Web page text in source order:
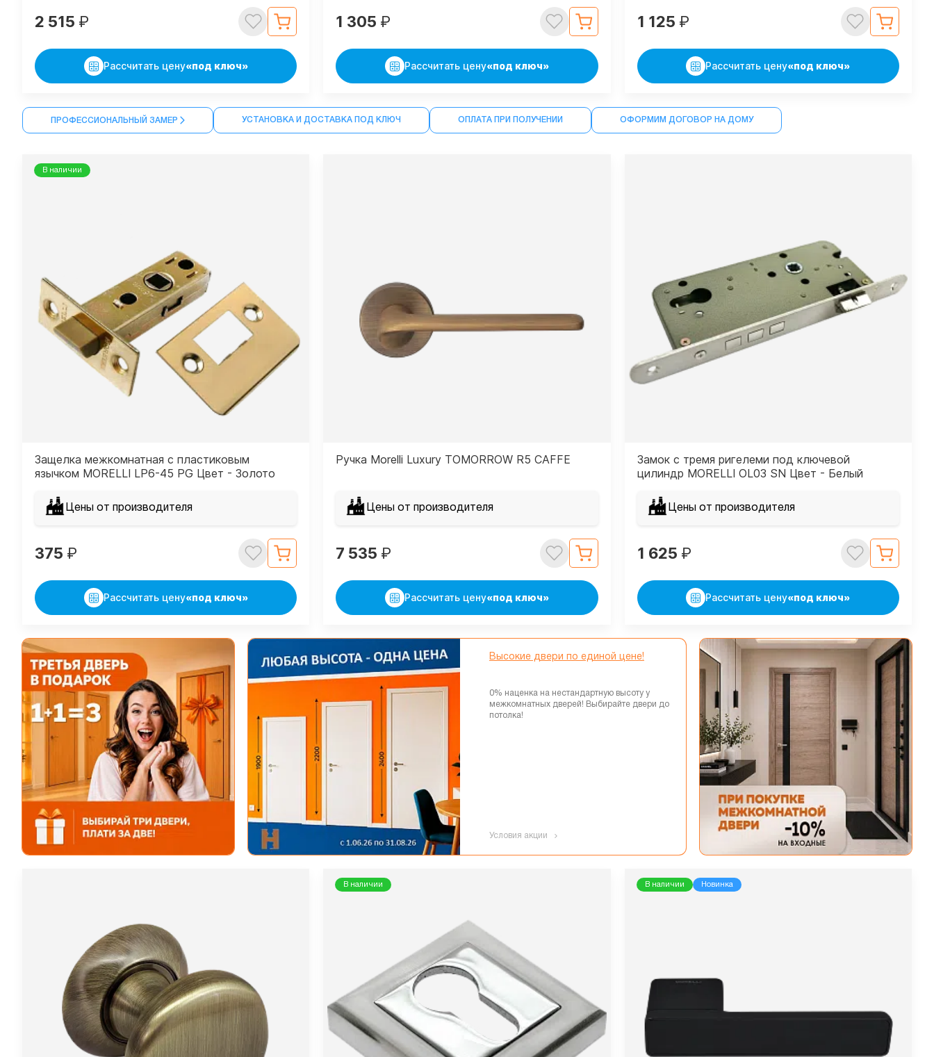
2 515 ₽
Рассчитать цену«под ключ»
1 305 ₽
Рассчитать цену«под ключ»
1 125 ₽
Рассчитать цену«под ключ»
ПРОФЕССИОНАЛЬНЫЙ ЗАМЕР УСТАНОВКА И ДОСТАВКА ПОД КЛЮЧ ОПЛАТА ПРИ ПОЛУЧЕНИИ ОФОРМИМ ДОГОВОР НА ДОМУ
В наличии
Защелка межкомнатная с пластиковым
язычком MORELLI LP6-45 PG Цвет - Золото
Цены от производителя
375 ₽
Рассчитать цену«под ключ»
Ручка Morelli Luxury TOMORROW R5 CAFFE
Цены от производителя
7 535 ₽
Рассчитать цену«под ключ»
Замок с тремя ригелеми под ключевой
цилиндр MORELLI OL03 SN Цвет - Белый
Цены от производителя
1 625 ₽
Рассчитать цену«под ключ»
Высокие двери по единой цене!
0% наценка на нестандартную высоту у
межкомнатных дверей! Выбирайте двери до
потолка!
Условия акции
В наличии В наличии Новинка